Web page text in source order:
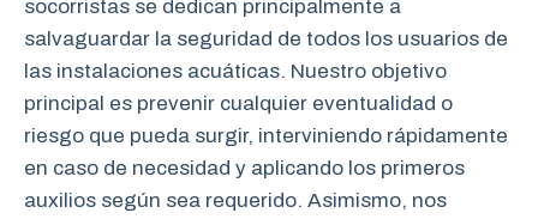
socorristas se dedican principalmente a
salvaguardar la seguridad de todos los usuarios de
las instalaciones acuáticas. Nuestro objetivo
principal es prevenir cualquier eventualidad o
riesgo que pueda surgir, interviniendo rápidamente
en caso de necesidad y aplicando los primeros
auxilios según sea requerido. Asimismo, nos